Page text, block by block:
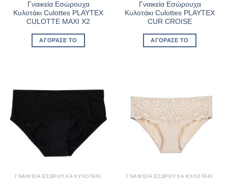
Γναικεία Εσώρουχα
Κυλοτάκι Culottes PLAYTEX
CULOTTE MAXI X2
ΑΓΌΡΑΣΈ ΤΟ
Γναικεία Εσώρουχα
Κυλοτάκι Culottes PLAYTEX
CUR CROISE
ΑΓΌΡΑΣΈ ΤΟ
ΓΝΑΙΚΕΊΑ ΕΣΏΡΟΥΧΑ ΚΥΛΟΤΆΚΙ ΓΝΑΙΚΕΊΑ ΕΣΏΡΟΥΧΑ ΚΥΛΟΤΆΚΙ